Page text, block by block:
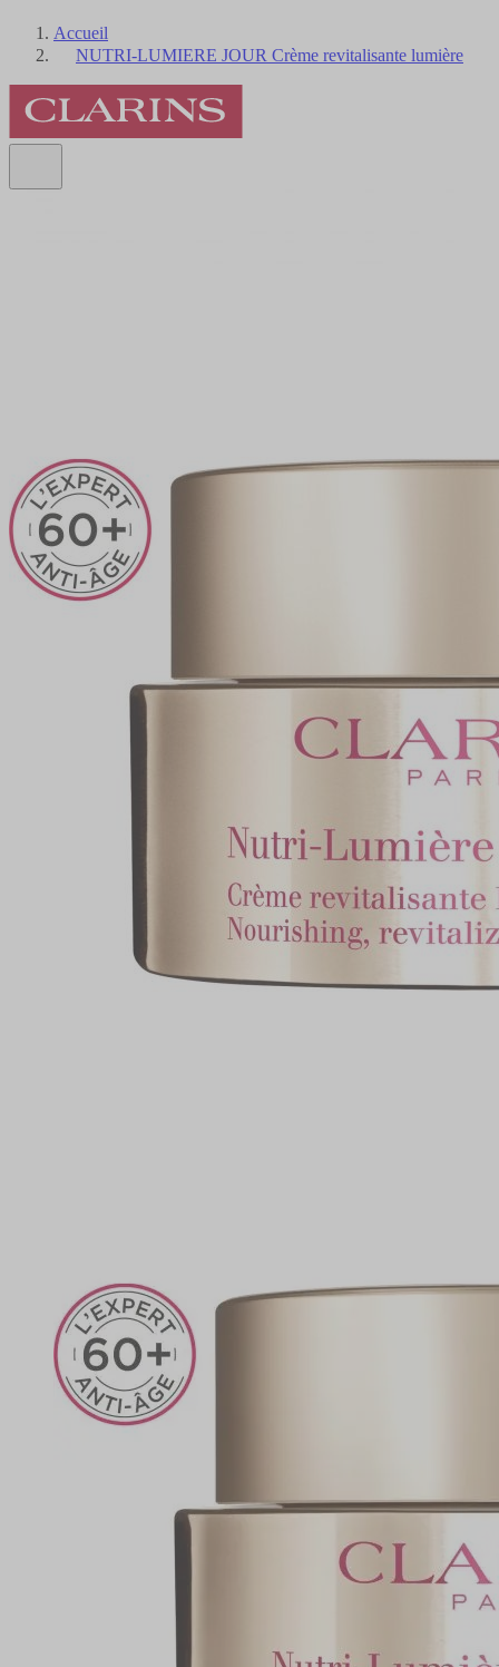
Accueil
NUTRI-LUMIERE JOUR Crème revitalisante lumière